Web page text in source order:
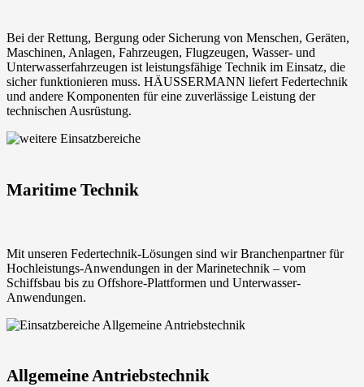
Bei der Rettung, Bergung oder Sicherung von Menschen, Geräten,
Maschinen, Anlagen, Fahrzeugen, Flugzeugen, Wasser- und
Unterwasserfahrzeugen ist leistungsfähige Technik im Einsatz, die
sicher funktionieren muss. HÄUSSERMANN liefert Federtechnik
und andere Komponenten für eine zuverlässige Leistung der
technischen Ausrüstung.
Maritime Technik
Mit unseren Federtechnik-Lösungen sind wir Branchenpartner für
Hochleistungs-Anwendungen in der Marinetechnik – vom
Schiffsbau bis zu Offshore-Plattformen und Unterwasser-
Anwendungen.
Allgemeine Antriebstechnik